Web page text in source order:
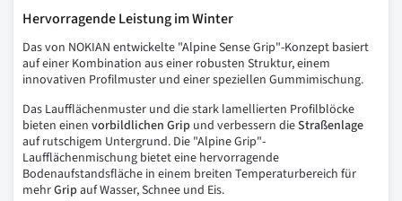
Hervorragende Leistung im Winter
Das von NOKIAN entwickelte "Alpine Sense Grip"-Konzept basiert
auf einer Kombination aus einer robusten Struktur, einem
innovativen Profilmuster und einer speziellen Gummimischung.
Das Laufflächenmuster und die stark lamellierten Profilblöcke
bieten einen vorbildlichen Grip und verbessern dieStraßenlage
auf rutschigem Untergrund. Die "Alpine Grip"-
Laufflächenmischung bietet eine hervorragende
Bodenaufstandsfläche in einem breiten Temperaturbereich für
mehrGripauf Wasser, Schnee und Eis.